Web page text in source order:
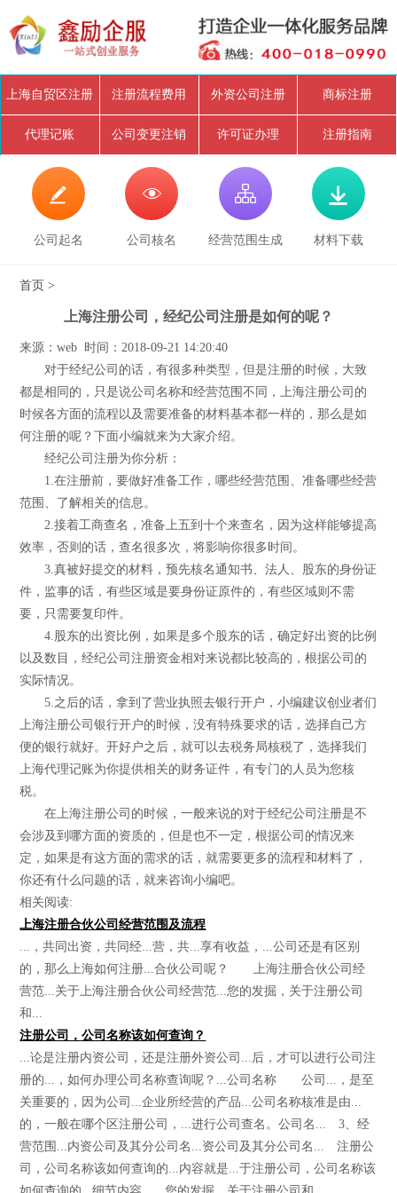
上海自贸区注册 注册流程费用 外资公司注册 商标注册
代理记账 公司变更注销 许可证办理 注册指南

公司起名

公司核名

经营范围生成

材料下载
首页 >
上海注册公司，经纪公司注册是如何的呢？
来源：web 时间：2018-09-21 14:20:40
对于经纪公司的话，有很多种类型，但是注册的时候，大致
都是相同的，只是说公司名称和经营范围不同，上海注册公司的
时候各方面的流程以及需要准备的材料基本都一样的，那么是如
何注册的呢？下面小编就来为大家介绍。
经纪公司注册为你分析：
1.在注册前，要做好准备工作，哪些经营范围、准备哪些经营
范围、了解相关的信息。
2.接着工商查名，准备上五到十个来查名，因为这样能够提高
效率，否则的话，查名很多次，将影响你很多时间。
3.真被好提交的材料，预先核名通知书、法人、股东的身份证
件，监事的话，有些区域是要身份证原件的，有些区域则不需
要，只需要复印件。
4.股东的出资比例，如果是多个股东的话，确定好出资的比例
以及数目，经纪公司注册资金相对来说都比较高的，根据公司的
实际情况。
5.之后的话，拿到了营业执照去银行开户，小编建议创业者们
上海注册公司银行开户的时候，没有特殊要求的话，选择自己方
便的银行就好。开好户之后，就可以去税务局核税了，选择我们
上海代理记账为你提供相关的财务证件，有专门的人员为您核
税。
在上海注册公司的时候，一般来说的对于经纪公司注册是不
会涉及到哪方面的资质的，但是也不一定，根据公司的情况来
定，如果是有这方面的需求的话，就需要更多的流程和材料了，
你还有什么问题的话，就来咨询小编吧。
相关阅读:
上海注册合伙公司经营范围及流程
...，共同出资，共同经...营，共...享有收益，...公司还是有区别
的，那么上海如何注册...合伙公司呢？ 上海注册合伙公司经
营范...关于上海注册合伙公司经营范...您的发掘，关于注册公司
和...
注册公司，公司名称该如何查询？
...论是注册内资公司，还是注册外资公司...后，才可以进行公司注
册的...，如何办理公司名称查询呢？...公司名称 公司...，是至
关重要的，因为公司...企业所经营的产品...公司名称核准是由...
的，一般在哪个区注册公司，...进行公司查名。公司名... 3、经
营范围...内资公司及其分公司名...资公司及其分公司名... 注册公
司，公司名称该如何查询的...内容就是...于注册公司，公司名称该